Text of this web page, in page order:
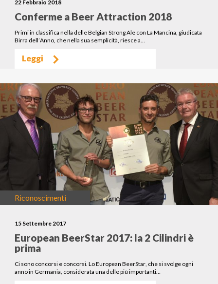
22 Febbraio 2018
Conferme a Beer Attraction 2018
Primi in classifica nella delle Belgian Strong Ale con La Mancina, giudicata
Birra dell’Anno, che nella sua semplicità, riesce a…
Leggi
Riconoscimenti
15 Settembre 2017
European BeerStar 2017: la 2 Cilindri è
prima
Ci sono concorsi e concorsi. Lo European BeerStar, che si svolge ogni
anno in Germania, considerata una delle più importanti…